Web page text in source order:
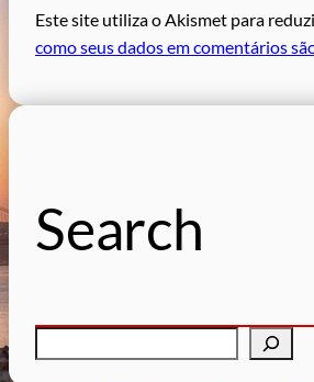
Este site utiliza o Akismet para
como seus dados em comentários
Search
e